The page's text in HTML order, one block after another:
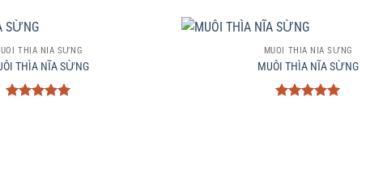
THÌA NĨA SỪNG
THÌA NĨA SỪNG
+
MUÔI THÌA NĨA SỪNG
MUÔI THÌA NĨA SỪNG